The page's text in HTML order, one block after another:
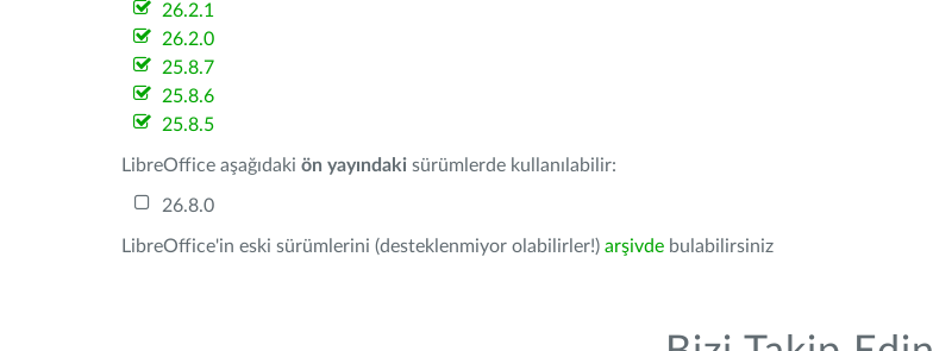
26.2.1
26.2.0
25.8.7
25.8.6
25.8.5
LibreOffice aşağıdaki ön yayındaki sürümlerde kullanılabilir:
26.8.0
LibreOffice'in eski sürümlerini (desteklenmiyor olabilirler!) arşivde bulabilirsiniz